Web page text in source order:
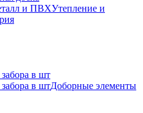
и ПВХУтепление и
в шт
в штДоборные элементы